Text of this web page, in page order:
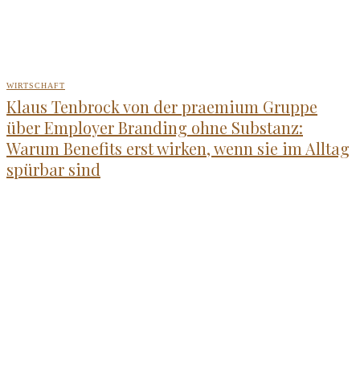
WIRTSCHAFT
Klaus Tenbrock von der praemium Gruppe
über Employer Branding ohne Substanz:
Warum Benefits erst wirken, wenn sie im Alltag
spürbar sind